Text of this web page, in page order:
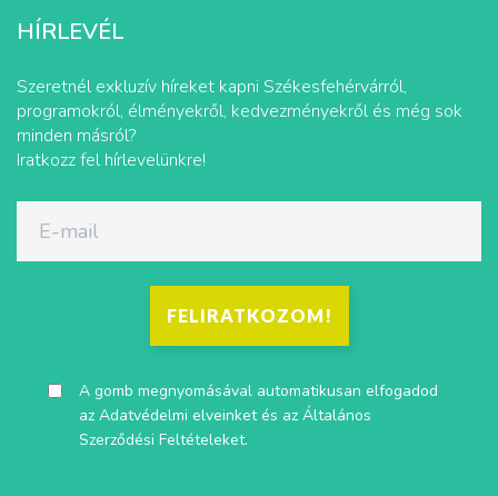
HÍRLEVÉL
Szeretnél exkluzív híreket kapni Székesfehérvárról,
programokról, élményekről, kedvezményekről és még sok
minden másról?
Iratkozz fel hírlevelünkre!
FELIRATKOZOM!
A gomb megnyomásával automatikusan elfogadod
az Adatvédelmi elveinketés az Általános
Szerződési Feltételeket.